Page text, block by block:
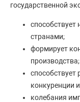
государственной
странами;
формирует
производства;
способствует
конкуренции
колебания